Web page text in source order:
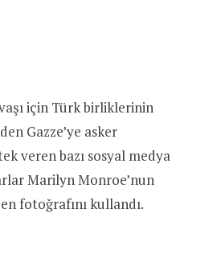
için Türk birliklerinin
Gazze’ye asker
veren bazı sosyal medya
Marilyn Monroe’nun
fotoğrafını kullandı.